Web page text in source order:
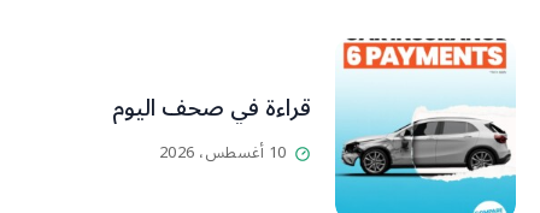
قراءة في صحف اليوم
10 أغسطس، 2026